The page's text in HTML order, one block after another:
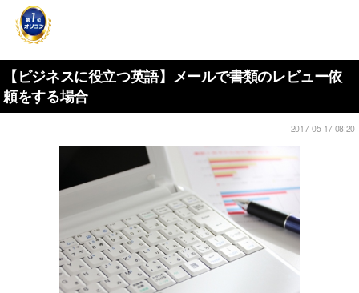
【ビジネスに役立つ英語】メールで書類のレビュー依
頼をする場合
2017-05-17 08:20